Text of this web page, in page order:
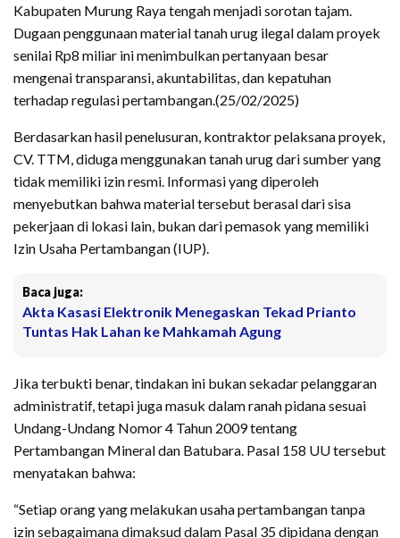
Kabupaten Murung Raya tengah menjadi sorotan tajam.
Dugaan penggunaan material tanah urug ilegal dalam proyek
senilai Rp8 miliar ini menimbulkan pertanyaan besar
mengenai transparansi, akuntabilitas, dan kepatuhan
terhadap regulasi pertambangan.(25/02/2025)
Berdasarkan hasil penelusuran, kontraktor pelaksana proyek,
CV. TTM, diduga menggunakan tanah urug dari sumber yang
tidak memiliki izin resmi. Informasi yang diperoleh
menyebutkan bahwa material tersebut berasal dari sisa
pekerjaan di lokasi lain, bukan dari pemasok yang memiliki
Izin Usaha Pertambangan (IUP).
Baca juga:
Akta Kasasi Elektronik Menegaskan Tekad Prianto
Tuntas Hak Lahan ke Mahkamah Agung
Jika terbukti benar, tindakan ini bukan sekadar pelanggaran
administratif, tetapi juga masuk dalam ranah pidana sesuai
Undang-Undang Nomor 4 Tahun 2009 tentang
Pertambangan Mineral dan Batubara. Pasal 158 UU tersebut
menyatakan bahwa:
“Setiap orang yang melakukan usaha pertambangan tanpa
izin sebagaimana dimaksud dalam Pasal 35 dipidana dengan